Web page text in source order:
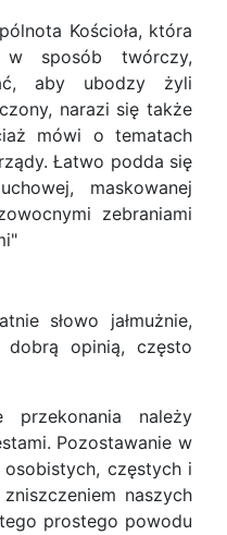
Kościoła, która
sposób twórczy,
aby ubodzy żyli
narazi się także
mówi o tematach
Łatwo podda się
maskowanej
zebraniami
słowo jałmużnie,
opinią, często
przekonania należy
Pozostawanie w
częstych i
naszych
prostego powodu